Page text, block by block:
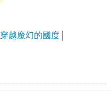
穿越魔幻的國度